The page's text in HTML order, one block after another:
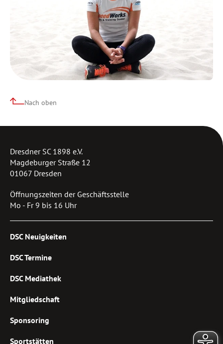
Nach oben
Dresdner SC 1898 e.V.
Magdeburger Straße 12
01067 Dresden
Öffnungszeiten der Geschäftsstelle
Mo - Fr 9 bis 16 Uhr
DSC Neuigkeiten
DSC Termine
DSC Mediathek
Mitgliedschaft
Sponsoring
Sportstätten